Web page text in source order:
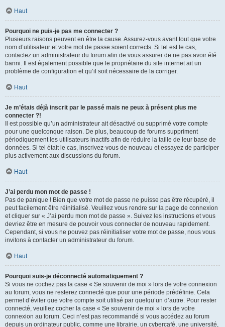
Haut
Pourquoi ne puis-je pas me connecter ?
Plusieurs raisons peuvent en être la cause. Assurez-vous avant tout que votre
nom d’utilisateur et votre mot de passe soient corrects. Si tel est le cas,
contactez un administrateur du forum afin de vous assurer de ne pas avoir été
banni. Il est également possible que le propriétaire du site internet ait un
problème de configuration et qu’il soit nécessaire de la corriger.
Haut
Je m’étais déjà inscrit par le passé mais ne peux à présent plus me
connecter ?!
Il est possible qu’un administrateur ait désactivé ou supprimé votre compte
pour une quelconque raison. De plus, beaucoup de forums suppriment
périodiquement les utilisateurs inactifs afin de réduire la taille de leur base de
données. Si tel était le cas, inscrivez-vous de nouveau et essayez de participer
plus activement aux discussions du forum.
Haut
J’ai perdu mon mot de passe !
Pas de panique ! Bien que votre mot de passe ne puisse pas être récupéré, il
peut facilement être réinitialisé. Veuillez vous rendre sur la page de connexion
et cliquer sur « J’ai perdu mon mot de passe ». Suivez les instructions et vous
devriez être en mesure de pouvoir vous connecter de nouveau rapidement.
Cependant, si vous ne pouvez pas réinitialiser votre mot de passe, nous vous
invitons à contacter un administrateur du forum.
Haut
Pourquoi suis-je déconnecté automatiquement ?
Si vous ne cochez pas la case « Se souvenir de moi » lors de votre connexion
au forum, vous ne resterez connecté que pour une période prédéfinie. Cela
permet d’éviter que votre compte soit utilisé par quelqu’un d’autre. Pour rester
connecté, veuillez cocher la case « Se souvenir de moi » lors de votre
connexion au forum. Ceci n’est pas recommandé si vous accédez au forum
depuis un ordinateur public, comme une librairie, un cybercafé, une université,